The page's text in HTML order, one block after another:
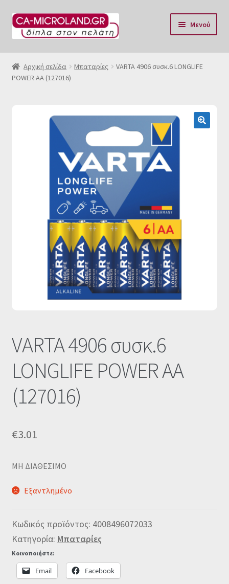
Απευθείας
μετάβαση
Μετάβαση
σε
Μενού
Αρχική
Η Eταιρία μας
Τρόποι Πληρωμής
Πολιτική επιστροφών
Οι Συνεργασίες μας
Ολοκλήρωση παραγγελίας
Αρχική σελίδα Μπαταρίες
VARTA 4906 συσκ.6 LONGLIFE
POWER AA (127016)
VARTA 4906 συσκ.6
LONGLIFE POWER AA
(127016)
€3.01
MΗ ΔΙΑΘΕΣΙΜΟ
Εξαντλημένο
Κωδικός προϊόντος: 4008496072033
Κατηγορία: Μπαταρίες
Κοινοποιήστε:
Email Facebook